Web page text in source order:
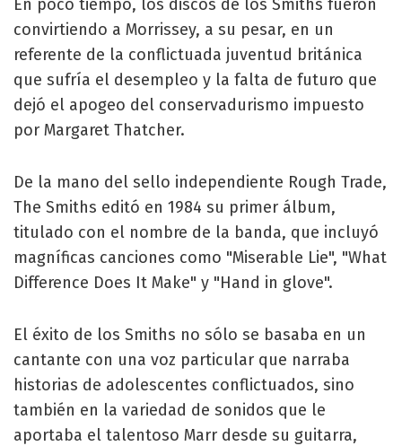
En poco tiempo, los discos de los Smiths fueron
convirtiendo a Morrissey, a su pesar, en un
referente de la conflictuada juventud británica
que sufría el desempleo y la falta de futuro que
dejó el apogeo del conservadurismo impuesto
por Margaret Thatcher.
De la mano del sello independiente Rough Trade,
The Smiths editó en 1984 su primer álbum,
titulado con el nombre de la banda, que incluyó
magníficas canciones como "Miserable Lie", "What
Difference Does It Make" y "Hand in glove".
El éxito de los Smiths no sólo se basaba en un
cantante con una voz particular que narraba
historias de adolescentes conflictuados, sino
también en la variedad de sonidos que le
aportaba el talentoso Marr desde su guitarra,